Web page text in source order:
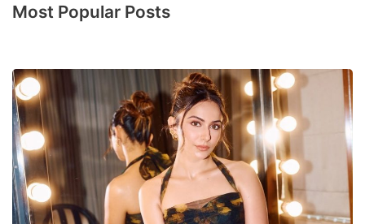
Most Popular Posts